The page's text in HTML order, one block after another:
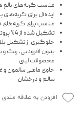
مناسب گربه‌های بالغ
ایده‌آل برای گربه‌های
مناسب برای گربه‌های
تشکیل شده از 4% پروتئین باکیفیت گوشت اردک
جلوگیری از تشکیل
بدون افزودنی، رنگ و
محصولات لبنی
سالم و درخشان
افزودن به علاقه مندی